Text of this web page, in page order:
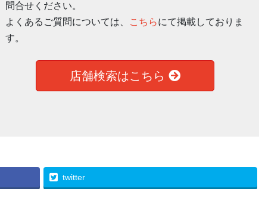
問合せください。
よくあるご質問については、
こちらにて掲載しておりま
す。
店舗検索はこちら
twitter